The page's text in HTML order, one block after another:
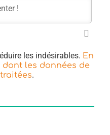
les indésirables. En
les données de
.